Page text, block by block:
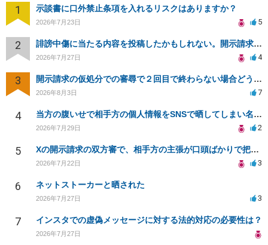
1 示談書に口外禁止条項を入れるリスクはありますか？
2026年7月23日 5
2 誹謗中傷に当たる内容を投稿したかもしれない。開示請求や民事刑事裁判に発展しうるのか教えて欲しい。
2026年7月27日 4
3 開示請求の仮処分での審尋で２回目で終わらない場合どうしたらいいですか
2026年8月3日 7
4 当方の腹いせで相手方の個人情報をSNSで晒してしまい名誉毀損させてしまったかもしれない
2026年7月29日 2
5 Xの開示請求の双方審で、相手方の主張が口頭ばかりで把握しきれません
2026年7月22日 3
6 ネットストーカーと晒された
2026年7月27日 3
7 インスタでの虚偽メッセージに対する法的対応の必要性は？
2026年7月27日